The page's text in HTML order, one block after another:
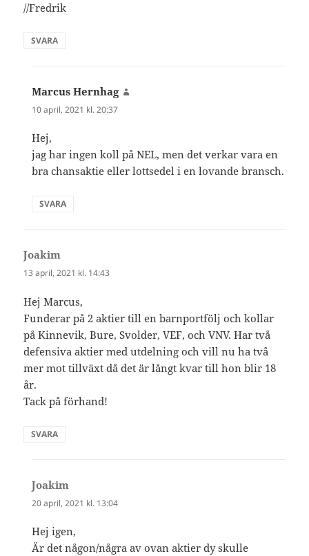
//Fredrik
SVARA
Marcus Hernhag
10 april, 2021 kl. 20:37
Hej,
jag har ingen koll på NEL, men det verkar vara en
bra chansaktie eller lottsedel i en lovande bransch.
SVARA
Joakim
13 april, 2021 kl. 14:43
Hej Marcus,
Funderar på 2 aktier till en barnportfölj och kollar
på Kinnevik, Bure, Svolder, VEF, och VNV. Har två
defensiva aktier med utdelning och vill nu ha två
mer mot tillväxt då det är långt kvar till hon blir 18
år.
Tack på förhand!
SVARA
Joakim
20 april, 2021 kl. 13:04
Hej igen,
Är det någon/några av ovan aktier dy skulle